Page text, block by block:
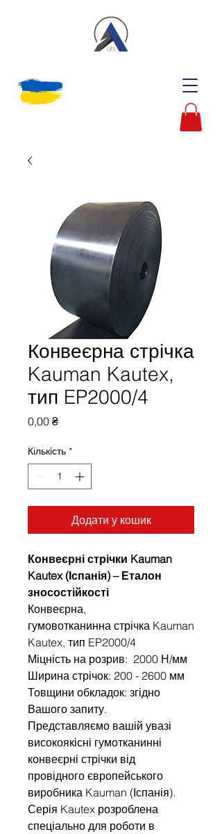
Конвеєрна стрічка
Kauman Kautex,
тип EP2000/4
0,00 ₴Ціна
Кількість *
Додати у кошик
Конвеєрні стрічки Kauman
Kautex (Іспанія) – Еталон
зносостійкості
Конвеєрна,
гумовотканинна стрічка Kauman
Kautex, тип EP2000/4
Міцність на розрив: 2000 Н/мм
Ширина стрічок: 200 - 2600 мм
Товщини обкладок: згідно
Вашого запиту.
Представляємо вашій увазі
високоякісні гумотканинні
конвеєрні стрічки від
провідного європейського
виробника Kauman (Іспанія).
Серія Kautex розроблена
спеціально для роботи в